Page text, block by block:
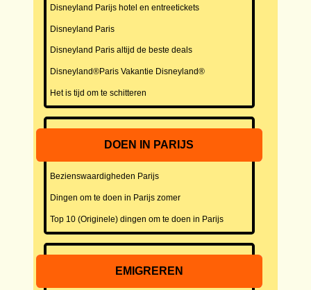
Disneyland Parijs hotel en entreetickets
Disneyland Paris
Disneyland Paris altijd de beste deals
Disneyland®Paris Vakantie Disneyland®
Het is tijd om te schitteren
DOEN IN PARIJS
Bezienswaardigheden Parijs
Dingen om te doen in Parijs zomer
Top 10 (Originele) dingen om te doen in Parijs
EMIGREREN